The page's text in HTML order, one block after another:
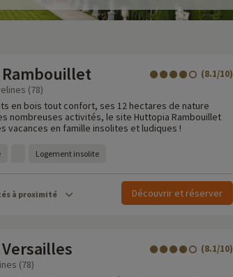
(8.1/10)
(78)
en bois tout confort, ses 12 hectares de nature
nombreuses activités, le site Huttopia Rambouillet
vacances en famille insolites et ludiques !
Logement insolite
à proximité Découvrir et réserver
(8.1/10)
(78)